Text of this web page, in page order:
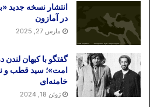
انتشار نسخه جدید
در آمازون
مارس 27, 2025
گفتگو با کیهان
امت»؛ سید قطب و
خامنه‌ای
ژوئن 18, 2024